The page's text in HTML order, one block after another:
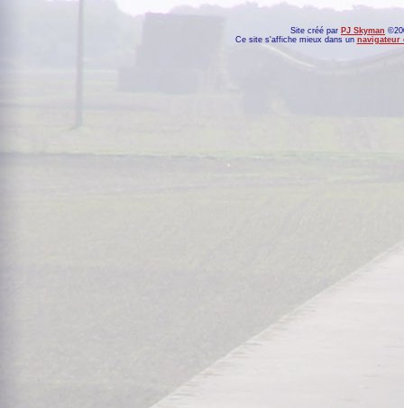
Site créé par PJ Skyman
Ce site s'affiche mieux dans un navigateur